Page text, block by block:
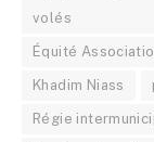
volés
Équité
Khadim Niass
Régie